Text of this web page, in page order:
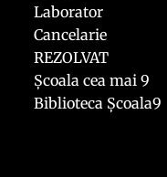
Laborator
Cancelarie
REZOLVAT
Școala cea mai 9
Biblioteca Școala9